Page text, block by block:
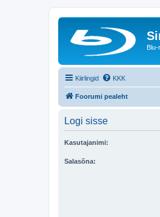
Blu-
Kiirlingid KKK
Foorumi pealeht
Logi sisse
Kasutajanimi:
Salasõna: